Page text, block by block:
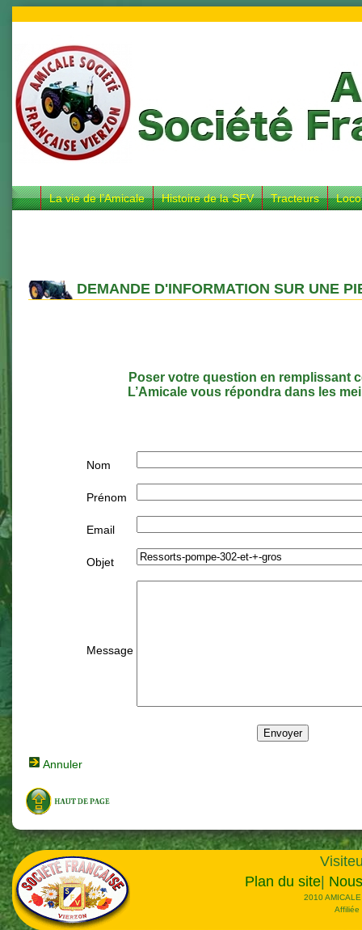
La vie de l’Amicale Histoire de la SFV Tracteurs
DEMANDE D'INFORMATION SUR UNE
Poser votre question en remplissant
L’Amicale vous répondra dans les
Nom
Prénom
Email
Objet
Message
Annuler
Plan du site|
2010
Affiliée